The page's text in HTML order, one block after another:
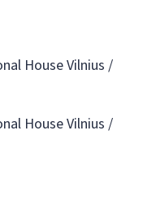
House Vilnius /
House Vilnius /